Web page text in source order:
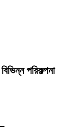
পরিকল্পনা